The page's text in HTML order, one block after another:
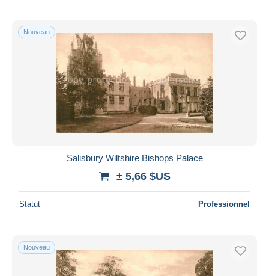
Nouveau
Salisbury Wiltshire Bishops Palace
± 5,66 $US
Statut Professionnel
Nouveau